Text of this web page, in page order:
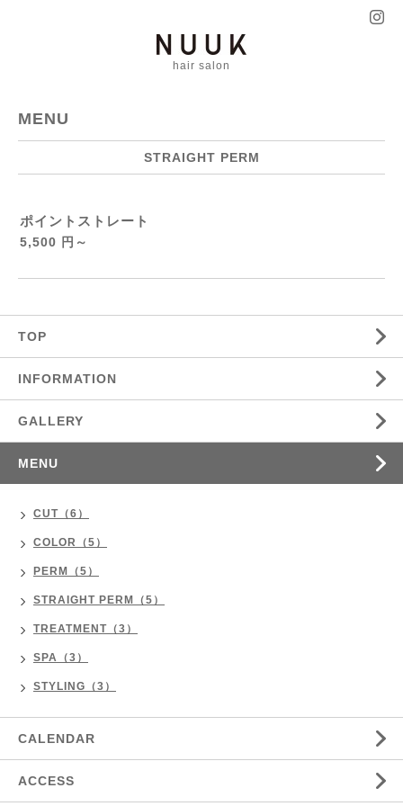
hair salon
MENU
STRAIGHT PERM
ポイントストレート
5,500 円～
TOP
INFORMATION
GALLERY
MENU
CUT（6）
COLOR（5）
PERM（5）
STRAIGHT PERM（5）
TREATMENT（3）
SPA（3）
STYLING（3）
CALENDAR
ACCESS